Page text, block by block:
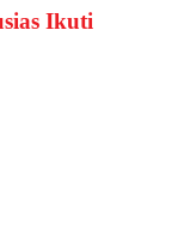
Ikuti